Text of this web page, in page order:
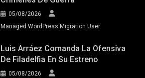
05/08/2026
Managed WordPress Migration User
Luis Arráez Comanda La Ofensiva
De Filadelfia En Su Estreno
05/08/2026